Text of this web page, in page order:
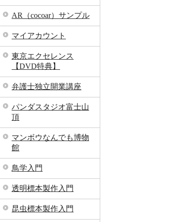
AR（cocoar）サンプル
マイアカウント
東京エクセレンス
【DVD特典】
弁護士独立開業講座
パンダスタジオ富士山
頂
マンボウなんでも博物
館
鳥学入門
透明標本製作入門
昆虫標本製作入門